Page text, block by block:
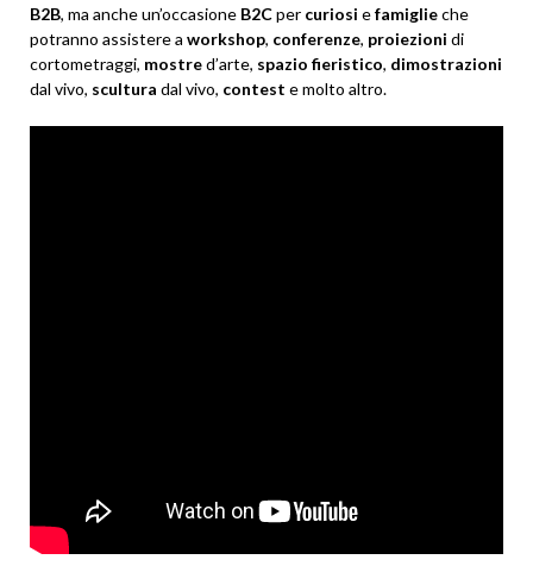
B2B, ma anche un’occasione B2Cper curiosi efamiglieche
potranno assistere a workshop, conferenze, proiezioni di
cortometraggi, mostred’arte, spazio fieristico, dimostrazioni
dal vivo, scultura dal vivo, contest e molto altro.